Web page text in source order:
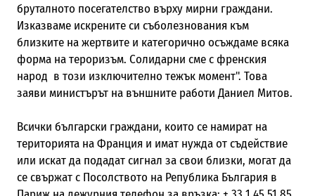
бруталното посегателство върху мирни граждани.
Изказваме искрените си съболезнования към
близките на жертвите и категорично осъждаме всяка
форма на тероризъм. Солидарни сме с френския
народ в този изключително тежък момент". Това
заяви министърът на външните работи Даниел Митов.
Всички български граждани, които се намират на
територията на Франция и имат нужда от съдействие
или искат да подадат сигнал за свои близки, могат да
се свържат с Посолството на Република България в